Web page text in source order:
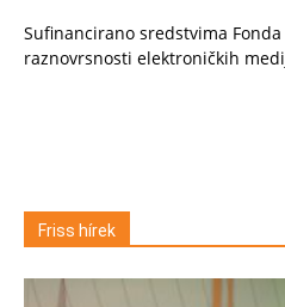
Sufinancirano sredstvima
raznovrsnosti elektroničkih
Friss hírek